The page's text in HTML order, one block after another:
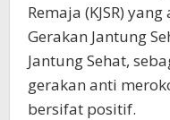
Remaja (KJSR)
Gerakan Jantung
Jantung Sehat,
gerakan anti
bersifat positif.